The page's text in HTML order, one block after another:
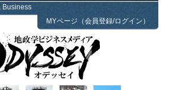
Business
MYページ（会員登録/ログイン）